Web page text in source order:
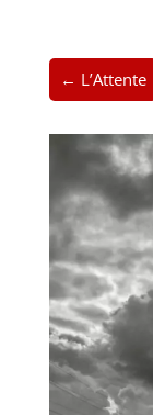
← L’Attente